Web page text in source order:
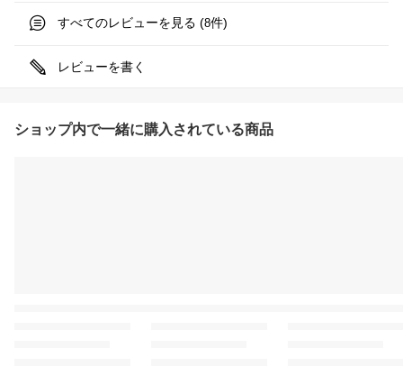
すべてのレビューを見る (8件)
レビューを書く
ショップ内で一緒に購入されている商品